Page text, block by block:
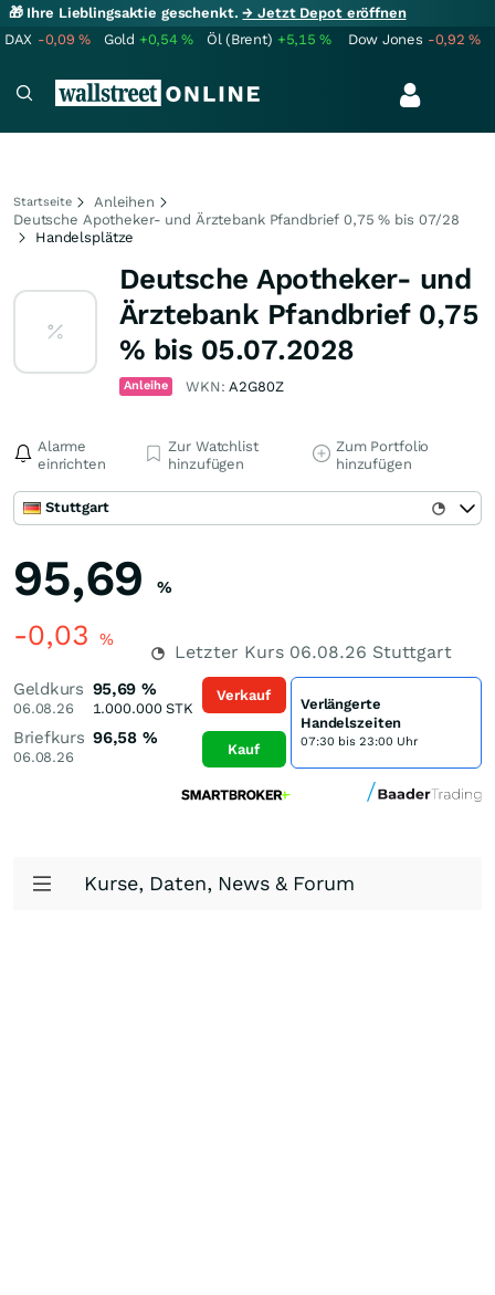
🎁 Ihre Lieblingsaktie geschenkt.→ Jetzt Depot eröffnen
DAX -0,09% Gold +0,54% Öl (Brent) +5,15% Dow Jones -0,92%
Startseite
Anleihen
Deutsche Apotheker- und Ärztebank Pfandbrief 0,75 % bis 07/28
Handelsplätze
Deutsche Apotheker- und
Ärztebank Pfandbrief 0,75
% bis 05.07.2028
Anleihe WKN:A2G80Z
Alarme
einrichten
Zur Watchlist
hinzufügen
Zum Portfolio
hinzufügen
Stuttgart
95,69 %
-0,03 %
Letzter Kurs 06.08.26 Stuttgart
Geldkurs
06.08.26
95,69 %
1.000.000STK
Briefkurs
06.08.26
96,58 %
Verkauf
Kauf
Verlängerte
Handelszeiten
07:30 bis 23:00 Uhr
Kurse, Daten, News & Forum